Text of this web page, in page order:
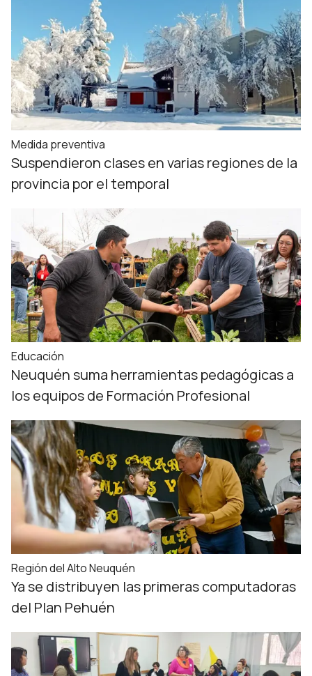
Medida preventiva
Suspendieron clases en varias regiones de la
provincia por el temporal
Educación
Neuquén suma herramientas pedagógicas a
los equipos de Formación Profesional
Región del Alto Neuquén
Ya se distribuyen las primeras computadoras
del Plan Pehuén